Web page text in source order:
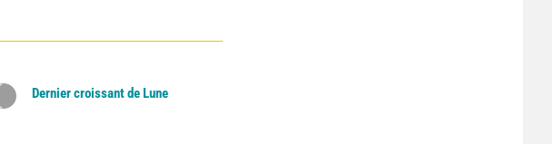
Dernier croissant de Lune